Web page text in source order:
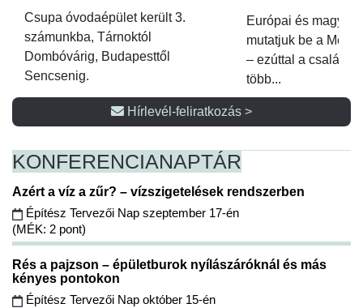
Csupa óvodaépület került 3.
számunkba, Tárnoktól
Dombóvárig, Budapesttől
Sencsenig.
Európai és magyar
mutatjuk be a
– ezúttal a családi
több...
Hírlevél-feliratkozás >
KONFERENCIANAPTÁR
Azért a víz a zűr? – vízszigetelések rendszerben
Építész Tervezői Nap szeptember 17-én
(MÉK: 2 pont)
Rés a pajzson – épületburok nyílászáróknál és más
kényes pontokon
Építész Tervezői Nap október 15-én